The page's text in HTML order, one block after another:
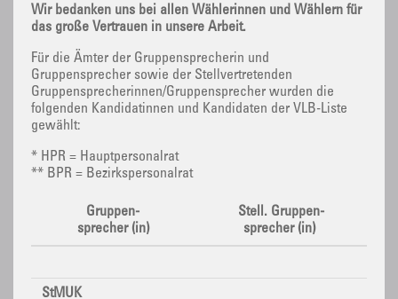
Wir bedanken uns bei allen Wählerinnen und Wählern für
das große Vertrauen in unsere Arbeit.
Für die Ämter der Gruppensprecherin und
Gruppensprecher sowie der Stellvertretenden
Gruppensprecherinnen/Gruppensprecher wurden die
folgenden Kandidatinnen und Kandidaten der VLB-Liste
gewählt:
* HPR = Hauptpersonalrat
** BPR = Bezirkspersonalrat
Gruppen-
sprecher (in)
Stell. Gruppen-
sprecher (in)
StMUK